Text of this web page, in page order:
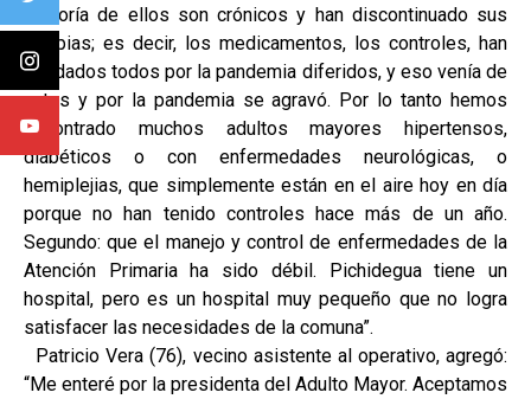
mayoría de ellos son crónicos y han discontinuado sus
terapias; es decir, los medicamentos, los controles, han
quedados todos por la pandemia diferidos, y eso venía de
antes y por la pandemia se agravó. Por lo tanto hemos
encontrado muchos adultos mayores hipertensos,
diabéticos o con enfermedades neurológicas, o
hemiplejias, que simplemente están en el aire hoy en día
porque no han tenido controles hace más de un año.
Segundo: que el manejo y control de enfermedades de la
Atención Primaria ha sido débil. Pichidegua tiene un
hospital, pero es un hospital muy pequeño que no logra
satisfacer las necesidades de la comuna”.
Patricio Vera (76), vecino asistente al operativo, agregó:
“Me enteré por la presidenta del Adulto Mayor. Aceptamos